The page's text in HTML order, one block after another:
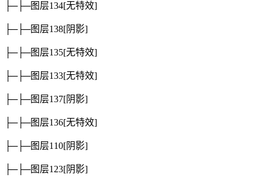
├─├─图层134[无特效]
├─├─图层138[阴影]
├─├─图层135[无特效]
├─├─图层133[无特效]
├─├─图层137[阴影]
├─├─图层136[无特效]
├─├─图层110[阴影]
├─├─图层123[阴影]